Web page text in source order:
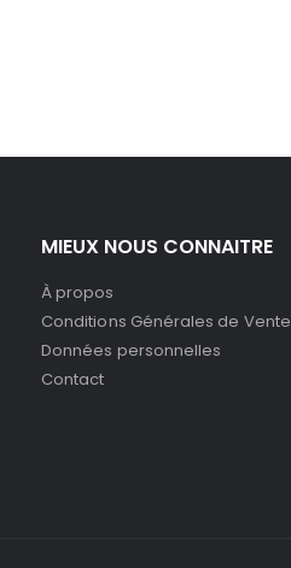
MIEUX NOUS CONNAITRE
À propos
Conditions Générales de Vente
Données personnelles
Contact